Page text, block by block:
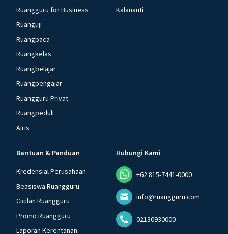
Ruangguru for Business
Ruanguji
Ruangbaca
Ruangkelas
Ruangbelajar
Ruangpengajar
Ruangguru Privat
Ruangpeduli
Airis
Kalananti
Bantuan & Panduan
Kredensial Perusahaan
Beasiswa Ruangguru
Cicilan Ruangguru
Promo Ruangguru
Laporan Kerentanan
Hubungi Kami
+62 815-7441-0000
info@ruangguru.com
02130930000